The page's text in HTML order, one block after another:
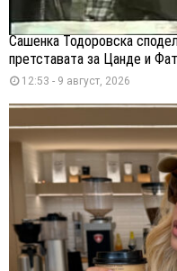
Сашенка Тодоровска
претставата за Цанде и
12:53 - 9 август, 2026